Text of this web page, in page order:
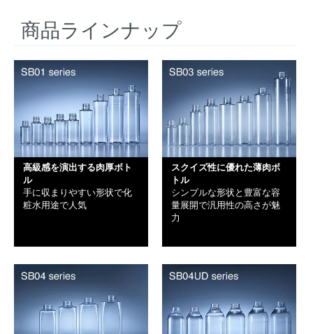
商品ラインナップ
高級感を演出する肉厚ボト
ル
手に収まりやすい形状で化
粧水用途で人気
スクイズ性に優れた薄肉ボ
トル
シンプルな形状と豊富な容
量展開で汎用性の高さが魅
力